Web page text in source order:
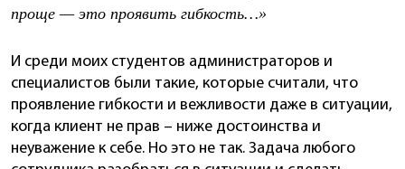
проще — это проявить гибкость…»
И среди моих студентов администраторов и
специалистов были такие, которые считали, что
проявление гибкости и вежливости даже в ситуации,
когда клиент не прав – ниже достоинства и
неуважение к себе. Но это не так. Задача любого